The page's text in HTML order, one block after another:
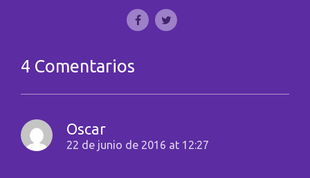
4 Comentarios
Oscar
22 de junio de 2016 at 12:27